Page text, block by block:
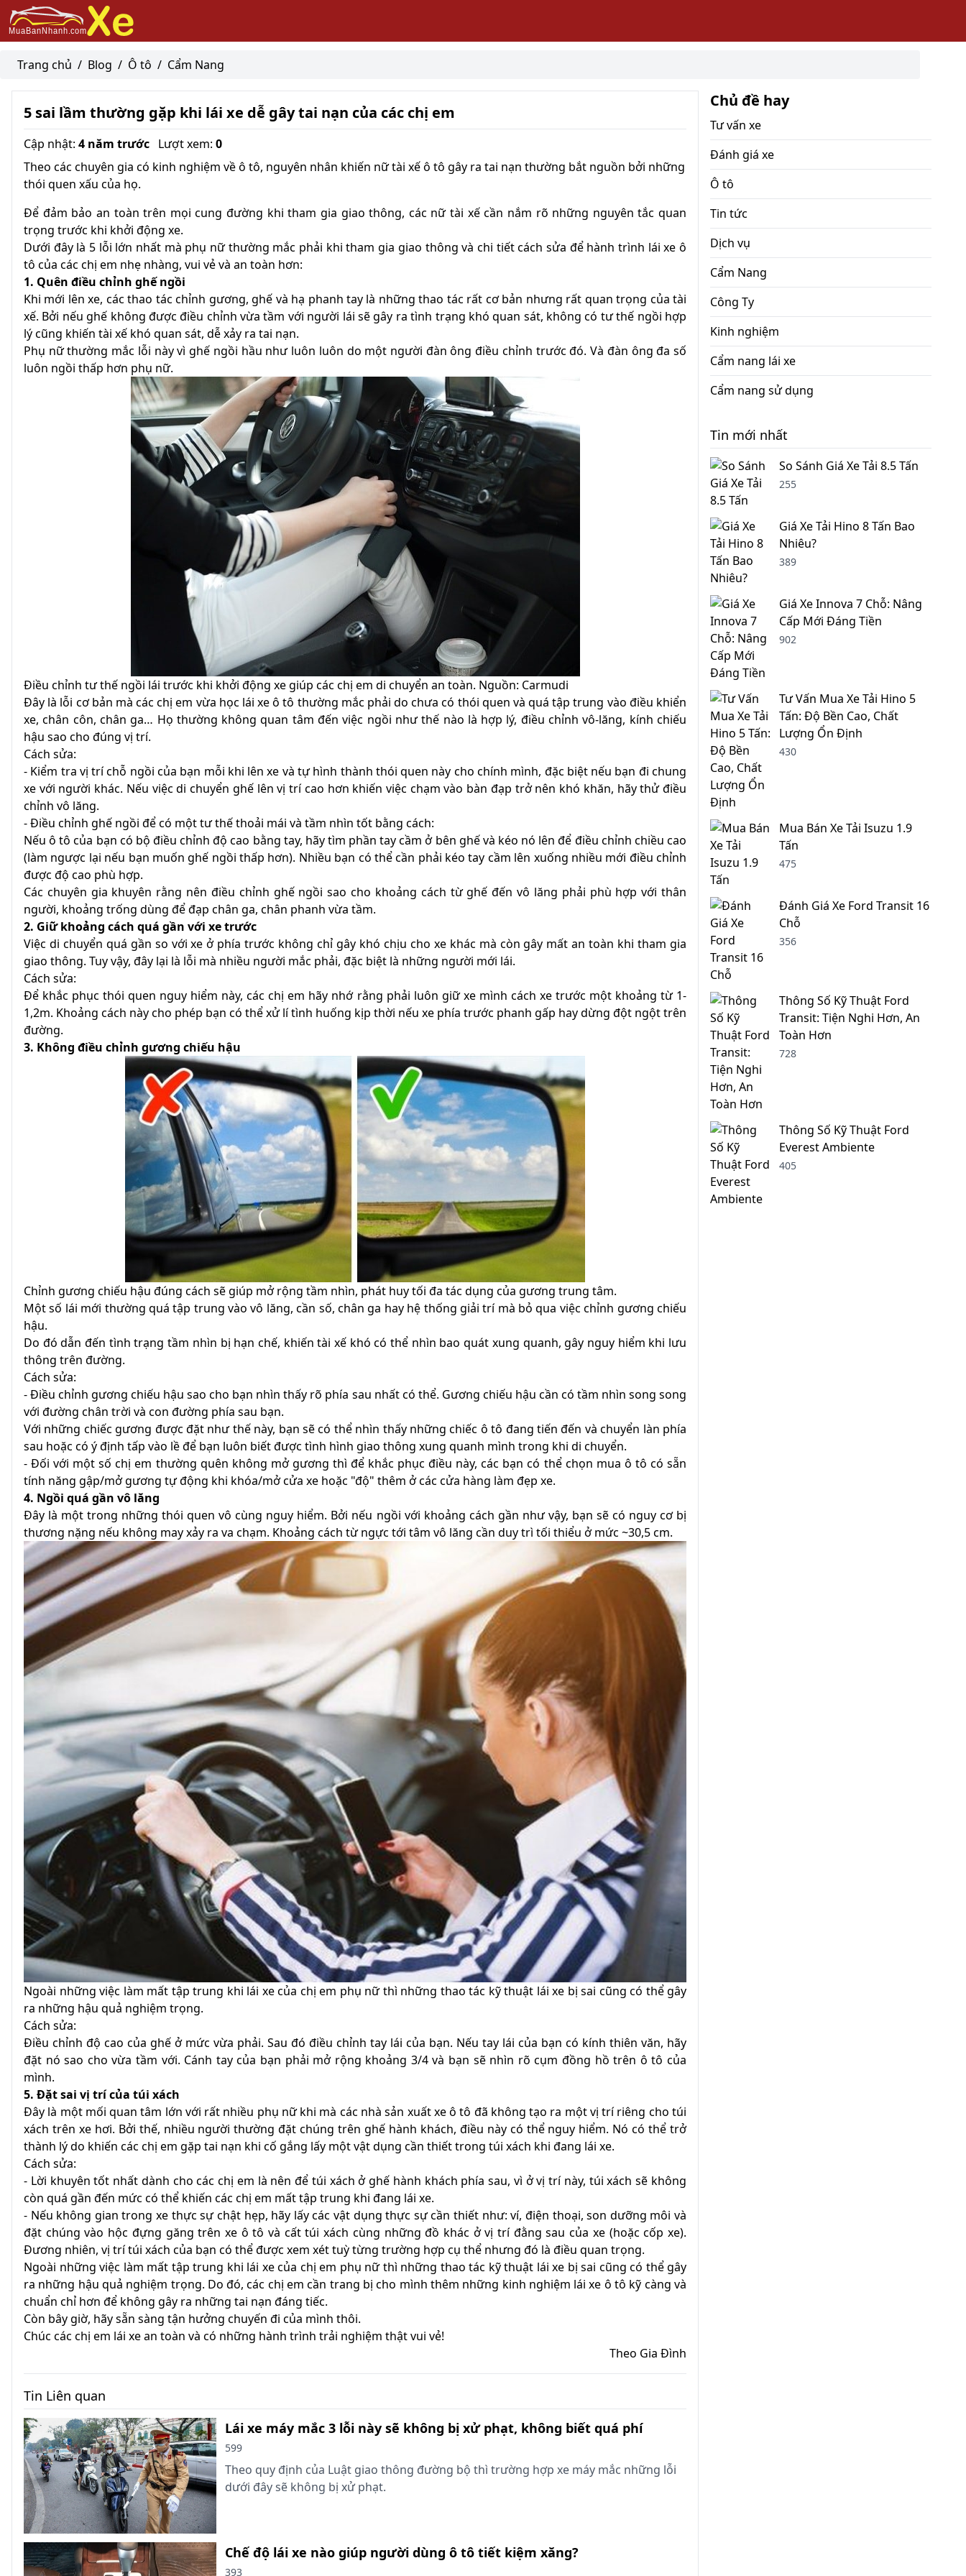
Trang chủ / Blog / Ô tô / Cẩm Nang
5 sai lầm thường gặp khi lái xe dễ gây tai nạn của các chị em
Cập nhật: 4 năm trước Lượt xem: 0
Theo các chuyên gia có kinh nghiệm về ô tô, nguyên nhân khiến nữ tài xế ô tô gây ra tai nạn thường bắt nguồn bởi những
thói quen xấu của họ.
Để đảm bảo an toàn trên mọi cung đường khi tham gia giao thông, các nữ tài xế cần nắm rõ những nguyên tắc quan
trọng trước khi khởi động xe.
Dưới đây là 5 lỗi lớn nhất mà phụ nữ thường mắc phải khi tham gia giao thông và chi tiết cách sửa để hành trình lái xe ô
tô của các chị em nhẹ nhàng, vui vẻ và an toàn hơn:
1. Quên điều chỉnh ghế ngồi
Khi mới lên xe, các thao tác chỉnh gương, ghế và hạ phanh tay là những thao tác rất cơ bản nhưng rất quan trọng của tài
xế. Bởi nếu ghế không được điều chỉnh vừa tầm với người lái sẽ gây ra tình trạng khó quan sát, không có tư thế ngồi hợp
lý cũng khiến tài xế khó quan sát, dễ xảy ra tai nạn.
Phụ nữ thường mắc lỗi này vì ghế ngồi hầu như luôn luôn do một người đàn ông điều chỉnh trước đó. Và đàn ông đa số
luôn ngồi thấp hơn phụ nữ.
Điều chỉnh tư thế ngồi lái trước khi khởi động xe giúp các chị em di chuyển an toàn. Nguồn: Carmudi
Đây là lỗi cơ bản mà các chị em vừa học lái xe ô tô thường mắc phải do chưa có thói quen và quá tập trung vào điều khiển
xe, chân côn, chân ga… Họ thường không quan tâm đến việc ngồi như thế nào là hợp lý, điều chỉnh vô-lăng, kính chiếu
hậu sao cho đúng vị trí.
Cách sửa:
- Kiểm tra vị trí chỗ ngồi của bạn mỗi khi lên xe và tự hình thành thói quen này cho chính mình, đặc biệt nếu bạn đi chung
xe với người khác. Nếu việc di chuyển ghế lên vị trí cao hơn khiến việc chạm vào bàn đạp trở nên khó khăn, hãy thử điều
chỉnh vô lăng.
- Điều chỉnh ghế ngồi để có một tư thế thoải mái và tầm nhìn tốt bằng cách:
Nếu ô tô của bạn có bộ điều chỉnh độ cao bằng tay, hãy tìm phần tay cầm ở bên ghế và kéo nó lên để điều chỉnh chiều cao
(làm ngược lại nếu bạn muốn ghế ngồi thấp hơn). Nhiều bạn có thể cần phải kéo tay cầm lên xuống nhiều mới điều chỉnh
được độ cao phù hợp.
Các chuyên gia khuyên rằng nên điều chỉnh ghế ngồi sao cho khoảng cách từ ghế đến vô lăng phải phù hợp với thân
người, khoảng trống dùng để đạp chân ga, chân phanh vừa tầm.
2. Giữ khoảng cách quá gần với xe trước
Việc di chuyển quá gần so với xe ở phía trước không chỉ gây khó chịu cho xe khác mà còn gây mất an toàn khi tham gia
giao thông. Tuy vậy, đây lại là lỗi mà nhiều người mắc phải, đặc biệt là những người mới lái.
Cách sửa:
Để khắc phục thói quen nguy hiểm này, các chị em hãy nhớ rằng phải luôn giữ xe mình cách xe trước một khoảng từ 1-
1,2m. Khoảng cách này cho phép bạn có thể xử lí tình huống kịp thời nếu xe phía trước phanh gấp hay dừng đột ngột trên
đường.
3. Không điều chỉnh gương chiếu hậu
Chỉnh gương chiếu hậu đúng cách sẽ giúp mở rộng tầm nhìn, phát huy tối đa tác dụng của gương trung tâm.
Một số lái mới thường quá tập trung vào vô lăng, cần số, chân ga hay hệ thống giải trí mà bỏ qua việc chỉnh gương chiếu
hậu.
Do đó dẫn đến tình trạng tầm nhìn bị hạn chế, khiến tài xế khó có thể nhìn bao quát xung quanh, gây nguy hiểm khi lưu
thông trên đường.
Cách sửa:
- Điều chỉnh gương chiếu hậu sao cho bạn nhìn thấy rõ phía sau nhất có thể. Gương chiếu hậu cần có tầm nhìn song song
với đường chân trời và con đường phía sau bạn.
Với những chiếc gương được đặt như thế này, bạn sẽ có thể nhìn thấy những chiếc ô tô đang tiến đến và chuyển làn phía
sau hoặc có ý định tấp vào lề để bạn luôn biết được tình hình giao thông xung quanh mình trong khi di chuyển.
- Đối với một số chị em thường quên không mở gương thì để khắc phục điều này, các bạn có thể chọn mua ô tô có sẵn
tính năng gập/mở gương tự động khi khóa/mở cửa xe hoặc "độ" thêm ở các cửa hàng làm đẹp xe.
4. Ngồi quá gần vô lăng
Đây là một trong những thói quen vô cùng nguy hiểm. Bởi nếu ngồi với khoảng cách gần như vậy, bạn sẽ có nguy cơ bị
thương nặng nếu không may xảy ra va chạm. Khoảng cách từ ngực tới tâm vô lăng cần duy trì tối thiểu ở mức ~30,5 cm.
Ngoài những việc làm mất tập trung khi lái xe của chị em phụ nữ thì những thao tác kỹ thuật lái xe bị sai cũng có thể gây
ra những hậu quả nghiệm trọng.
Cách sửa:
Điều chỉnh độ cao của ghế ở mức vừa phải. Sau đó điều chỉnh tay lái của bạn. Nếu tay lái của bạn có kính thiên văn, hãy
đặt nó sao cho vừa tầm với. Cánh tay của bạn phải mở rộng khoảng 3/4 và bạn sẽ nhìn rõ cụm đồng hồ trên ô tô của
mình.
5. Đặt sai vị trí của túi xách
Đây là một mối quan tâm lớn với rất nhiều phụ nữ khi mà các nhà sản xuất xe ô tô đã không tạo ra một vị trí riêng cho túi
xách trên xe hơi. Bởi thế, nhiều người thường đặt chúng trên ghế hành khách, điều này có thể nguy hiểm. Nó có thể trở
thành lý do khiến các chị em gặp tai nạn khi cố gắng lấy một vật dụng cần thiết trong túi xách khi đang lái xe.
Cách sửa:
- Lời khuyên tốt nhất dành cho các chị em là nên để túi xách ở ghế hành khách phía sau, vì ở vị trí này, túi xách sẽ không
còn quá gần đến mức có thể khiến các chị em mất tập trung khi đang lái xe.
- Nếu không gian trong xe thực sự chật hẹp, hãy lấy các vật dụng thực sự cần thiết như: ví, điện thoại, son dưỡng môi và
đặt chúng vào hộc đựng găng trên xe ô tô và cất túi xách cùng những đồ khác ở vị trí đằng sau của xe (hoặc cốp xe).
Đương nhiên, vị trí túi xách của bạn có thể được xem xét tuỳ từng trường hợp cụ thể nhưng đó là điều quan trọng.
Ngoài những việc làm mất tập trung khi lái xe của chị em phụ nữ thì những thao tác kỹ thuật lái xe bị sai cũng có thể gây
ra những hậu quả nghiệm trọng. Do đó, các chị em cần trang bị cho mình thêm những kinh nghiệm lái xe ô tô kỹ càng và
chuẩn chỉ hơn để không gây ra những tai nạn đáng tiếc.
Còn bây giờ, hãy sẵn sàng tận hưởng chuyến đi của mình thôi.
Chúc các chị em lái xe an toàn và có những hành trình trải nghiệm thật vui vẻ!
Theo Gia Đình
Tin Liên quan
Lái xe máy mắc 3 lỗi này sẽ không bị xử phạt, không biết quá phí
599
Theo quy định của Luật giao thông đường bộ thì trường hợp xe máy mắc những lỗi
dưới đây sẽ không bị xử phạt.
Chế độ lái xe nào giúp người dùng ô tô tiết kiệm xăng?
393
Chủ đề hay
Tư vấn xe
Đánh giá xe
Ô tô
Tin tức
Dịch vụ
Cẩm Nang
Công Ty
Kinh nghiệm
Cẩm nang lái xe
Cẩm nang sử dụng
Tin mới nhất
So Sánh Giá Xe Tải 8.5 Tấn
255
Giá Xe Tải Hino 8 Tấn Bao
Nhiêu?
389
Giá Xe Innova 7 Chỗ: Nâng
Cấp Mới Đáng Tiền
902
Tư Vấn Mua Xe Tải Hino 5
Tấn: Độ Bền Cao, Chất
Lượng Ổn Định
430
Mua Bán Xe Tải Isuzu 1.9
Tấn
475
Đánh Giá Xe Ford Transit 16
Chỗ
356
Thông Số Kỹ Thuật Ford
Transit: Tiện Nghi Hơn, An
Toàn Hơn
728
Thông Số Kỹ Thuật Ford
Everest Ambiente
405